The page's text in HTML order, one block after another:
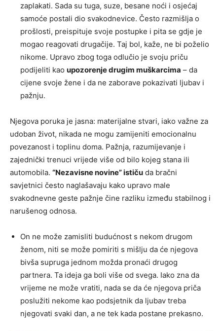
zaplakati. Sada su tuga, suze, besane noći i osjećaj
samoće postali dio svakodnevice. Često razmišlja o
prošlosti, preispituje svoje postupke i pita se gdje je
mogao reagovati drugačije. Taj bol, kaže, ne bi poželio
nikome. Upravo zbog toga odlučio je svoju priču
podijeliti kao upozorenje drugim muškarcima – da
cijene svoje žene i da ne zaborave pokazivati ljubav i
pažnju.
Njegova poruka je jasna: materijalne stvari, iako važne za
udoban život, nikada ne mogu zamijeniti emocionalnu
povezanost i toplinu doma. Pažnja, razumijevanje i
zajednički trenuci vrijede više od bilo kojeg stana ili
automobila. “Nezavisne novine” ističu da bračni
savjetnici često naglašavaju kako upravo male
svakodnevne geste pažnje čine razliku između stabilnog i
narušenog odnosa.
On ne može zamisliti budućnost s nekom drugom
ženom, niti se može pomiriti s mišlju da će njegova
bivša supruga jednom možda pronaći drugog
partnera. Ta ideja ga boli više od svega. Iako zna da
vrijeme ne može vratiti, nada se da će njegova priča
poslužiti nekome kao podsjetnik da ljubav treba
njegovati svaki dan, a ne tek kada postane prekasno.